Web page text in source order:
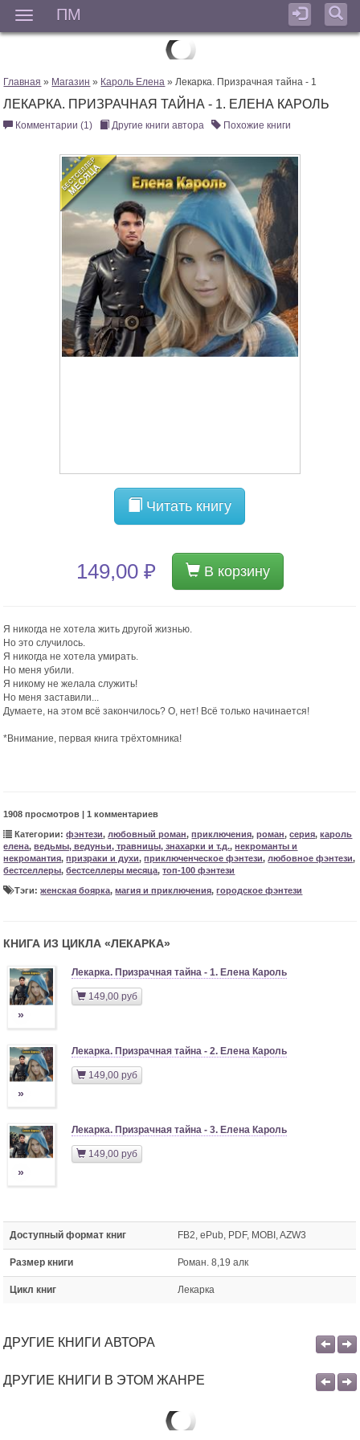
ПМ
Главная » Магазин » Кароль Елена » Лекарка. Призрачная тайна - 1
ЛЕКАРКА. ПРИЗРАЧНАЯ ТАЙНА - 1. ЕЛЕНА КАРОЛЬ
Комментарии (1) Другие книги автора Похожие книги
Читать книгу
149,00 ₽ В корзину
Я никогда не хотела жить другой жизнью.
Но это случилось.
Я никогда не хотела умирать.
Но меня убили.
Я никому не желала служить!
Но меня заставили...
Думаете, на этом всё закончилось? О, нет! Всё только начинается!
*Внимание, первая книга трёхтомника!
1908 просмотров | 1 комментариев
Категории:фэнтези, любовный роман,приключения,роман,серия,кароль
елена,ведьмы, ведуньи, травницы, знахарки и т.д.,некроманты и
некромантия,призраки и духи,приключенческое фэнтези, любовное фэнтези,
бестселлеры,бестселлеры месяца,топ-100 фэнтези
Тэги:женская боярка,магия и приключения,городское фэнтези
КНИГА ИЗ ЦИКЛА «ЛЕКАРКА»
»
Лекарка. Призрачная тайна - 1. Елена Кароль
149,00 руб
»
Лекарка. Призрачная тайна - 2. Елена Кароль
149,00 руб
»
Лекарка. Призрачная тайна - 3. Елена Кароль
149,00 руб
Доступный формат книг FB2, ePub, PDF, MOBI, AZW3
Размер книги Роман. 8,19 алк
Цикл книг Лекарка
ДРУГИЕ КНИГИ АВТОРА
ДРУГИЕ КНИГИ В ЭТОМ ЖАНРЕ